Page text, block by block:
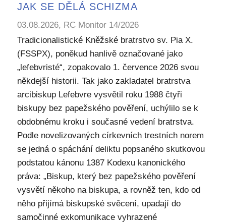
JAK SE DĚLÁ SCHIZMA
03.08.2026, RC Monitor 14/2026
Tradicionalistické Kněžské bratrstvo sv. Pia X.
(FSSPX), poněkud hanlivě označované jako
„lefebvristé“, zopakovalo 1. července 2026 svou
někdejší historii. Tak jako zakladatel bratrstva
arcibiskup Lefebvre vysvětil roku 1988 čtyři
biskupy bez papežského pověření, uchýlilo se k
obdobnému kroku i současné vedení bratrstva.
Podle novelizovaných církevních trestních norem
se jedná o spáchání deliktu popsaného skutkovou
podstatou kánonu 1387 Kodexu kanonického
práva: „Biskup, který bez papežského pověření
vysvětí někoho na biskupa, a rovněž ten, kdo od
něho přijímá biskupské svěcení, upadají do
samočinné exkomunikace vyhrazené